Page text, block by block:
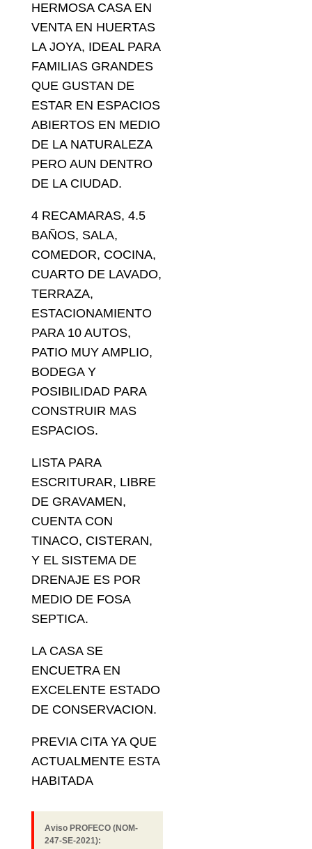
HERMOSA CASA EN
VENTA EN HUERTAS
LA JOYA, IDEAL PARA
FAMILIAS GRANDES
QUE GUSTAN DE
ESTAR EN ESPACIOS
ABIERTOS EN MEDIO
DE LA NATURALEZA
PERO AUN DENTRO
DE LA CIUDAD.
4 RECAMARAS, 4.5
BAÑOS, SALA,
COMEDOR, COCINA,
CUARTO DE LAVADO,
TERRAZA,
ESTACIONAMIENTO
PARA 10 AUTOS,
PATIO MUY AMPLIO,
BODEGA Y
POSIBILIDAD PARA
CONSTRUIR MAS
ESPACIOS.
LISTA PARA
ESCRITURAR, LIBRE
DE GRAVAMEN,
CUENTA CON
TINACO, CISTERAN,
Y EL SISTEMA DE
DRENAJE ES POR
MEDIO DE FOSA
SEPTICA.
LA CASA SE
ENCUETRA EN
EXCELENTE ESTADO
DE CONSERVACION.
PREVIA CITA YA QUE
ACTUALMENTE ESTA
HABITADA
Aviso PROFECO (NOM-
247-SE-2021):